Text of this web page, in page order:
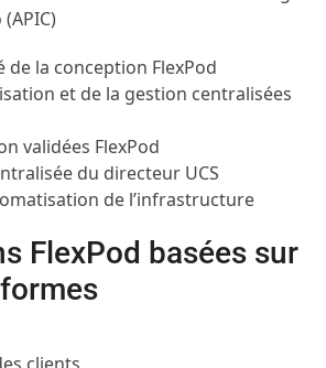
la conception FlexPod
et de la gestion centralisées
validées FlexPod
du directeur UCS
de l’infrastructure
FlexPod basées sur